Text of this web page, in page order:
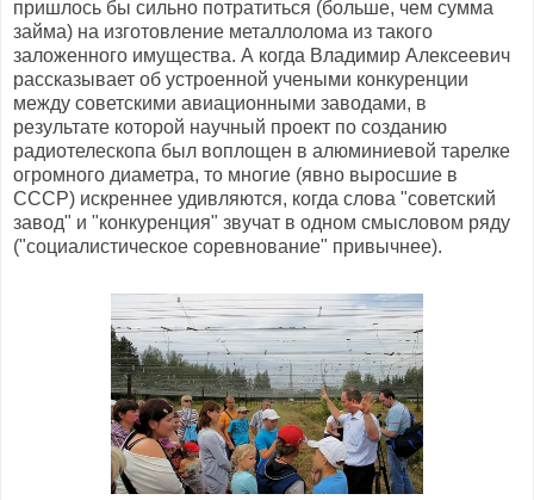
пришлось бы сильно потратиться (больше, чем сумма
займа) на изготовление металлолома из такого
заложенного имущества. А когда Владимир Алексеевич
рассказывает об устроенной учеными конкуренции
между советскими авиационными заводами, в
результате которой научный проект по созданию
радиотелескопа был воплощен в алюминиевой тарелке
огромного диаметра, то многие (явно выросшие в
СССР) искреннее удивляются, когда слова "советский
завод" и "конкуренция" звучат в одном смысловом ряду
("социалистическое соревнование" привычнее).